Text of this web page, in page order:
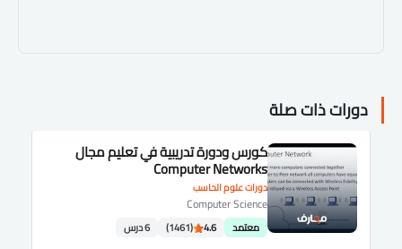
دورات ذات صلة
دورات علوم الحاسب
كورس ودورة تدريبية في تعليم مجال
Computer Networks
Computer Science
معتمد 4.6
(1461) 6 درس